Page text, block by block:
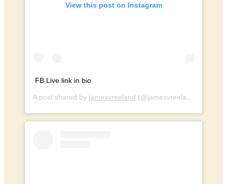
View this post on Instagram
FB Live link in bio
A post shared by jamesvreeland (@jamesvreeland) on